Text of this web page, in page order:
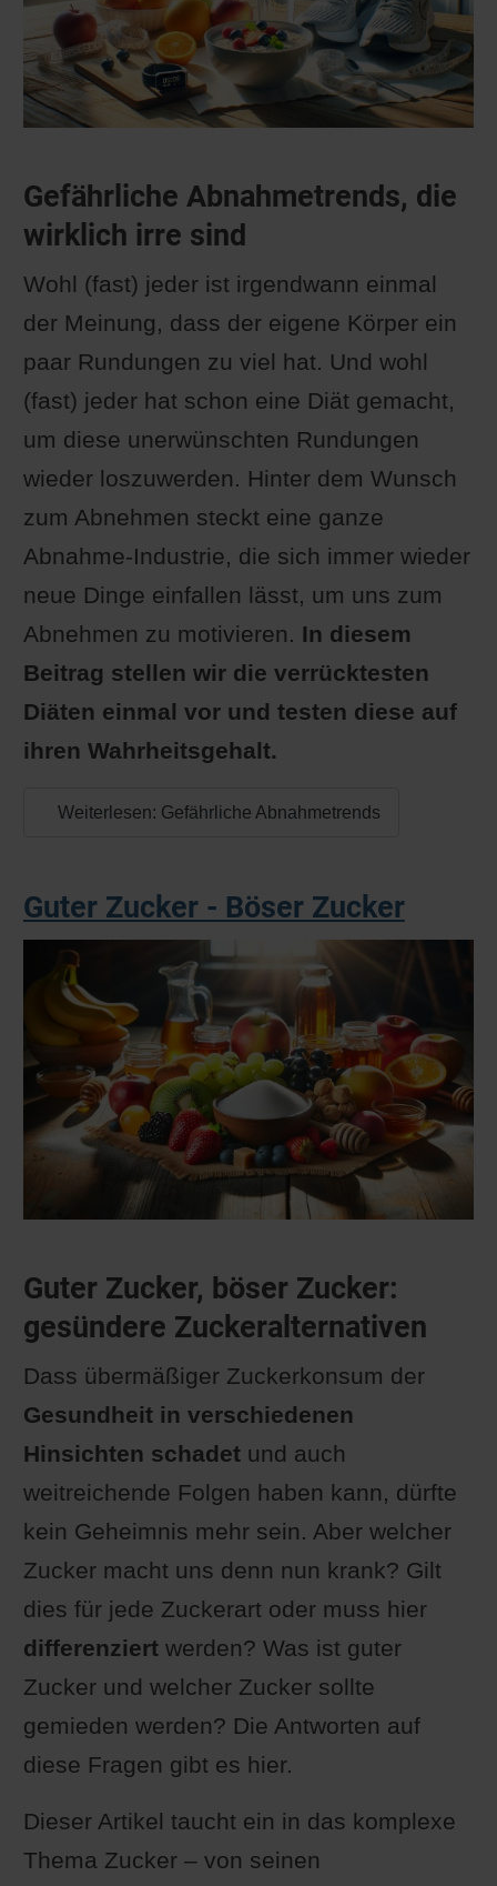
Gefährliche Abnahmetrends, die
wirklich irre sind
Wohl (fast) jeder ist irgendwann einmal
der Meinung, dass der eigene Körper ein
paar Rundungen zu viel hat. Und wohl
(fast) jeder hat schon eine Diät gemacht,
um diese unerwünschten Rundungen
wieder loszuwerden. Hinter dem Wunsch
zum Abnehmen steckt eine ganze
Abnahme-Industrie, die sich immer wieder
neue Dinge einfallen lässt, um uns zum
Abnehmen zu motivieren. In diesem
Beitrag stellen wir die verrücktesten
Diäten einmal vor und testen diese auf
ihren Wahrheitsgehalt.
Weiterlesen: Gefährliche Abnahmetrends
Guter Zucker - Böser Zucker
Guter Zucker, böser Zucker:
gesündere Zuckeralternativen
Dass übermäßiger Zuckerkonsum der
Gesundheit in verschiedenen
Hinsichten schadetund auch
weitreichende Folgen haben kann, dürfte
kein Geheimnis mehr sein. Aber welcher
Zucker macht uns denn nun krank? Gilt
dies für jede Zuckerart oder muss hier
differenziertwerden? Was ist guter
Zucker und welcher Zucker sollte
gemieden werden? Die Antworten auf
diese Fragen gibt es hier.
Dieser Artikel taucht ein in das komplexe
Thema Zucker – von seinen